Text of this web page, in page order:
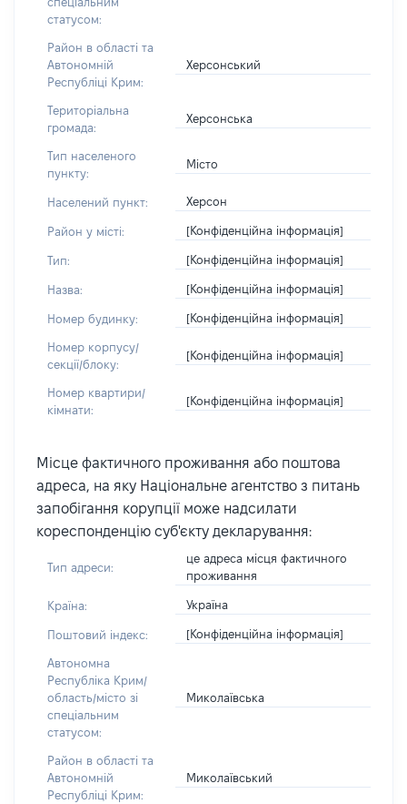
статусом:
Район в області та
Автономній
Республіці Крим:
Херсонський
Територіальна
громада:
Херсонська
Тип населеного
пункту:
Місто
Населений пункт: Херсон
Район у місті: [Конфіденційна інформація]
Тип: [Конфіденційна інформація]
Назва: [Конфіденційна інформація]
Номер будинку: [Конфіденційна інформація]
Номер корпусу/
секції/блоку:
[Конфіденційна інформація]
Номер квартири/
кімнати:
[Конфіденційна інформація]
Місце фактичного проживання або поштова
адреса, на яку Національне агентство з питань
запобігання корупції може надсилати
кореспонденцію суб'єкту декларування:
Тип адреси:
це адреса місця фактичного
проживання
Країна: Україна
Поштовий індекс: [Конфіденційна інформація]
Автономна
Республіка Крим/
область/місто зі
спеціальним
статусом:
Миколаївська
Район в області та
Автономній
Республіці Крим:
Миколаївський